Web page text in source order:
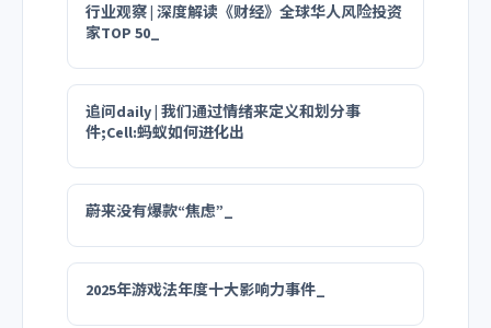
行业观察 | 深度解读《财经》全球华人风险投资
家TOP 50_
追问daily | 我们通过情绪来定义和划分事
件;Cell:蚂蚁如何进化出
蔚来没有爆款“焦虑”_
2025年游戏法年度十大影响力事件_